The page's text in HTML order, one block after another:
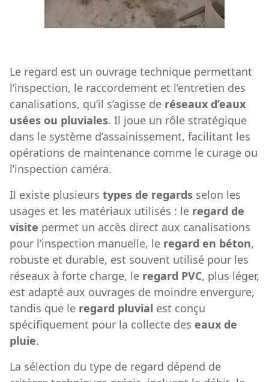
Le regard est un ouvrage technique permettant
l’inspection, le raccordement et l’entretien des
canalisations, qu’il s’agisse de réseaux d’eaux
usées ou pluviales. Il joue un rôle stratégique
dans le système d’assainissement, facilitant les
opérations de maintenance comme le curage ou
l’inspection caméra.
Il existe plusieurs types de regards selon les
usages et les matériaux utilisés : le regard de
visite permet un accès direct aux canalisations
pour l’inspection manuelle, le regard en béton,
robuste et durable, est souvent utilisé pour les
réseaux à forte charge, le regard PVC, plus léger,
est adapté aux ouvrages de moindre envergure,
tandis que le regard pluvial est conçu
spécifiquement pour la collecte des eaux de
pluie.
La sélection du type de regard dépend de